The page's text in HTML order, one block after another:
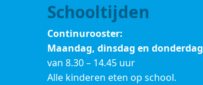
Schooltijden
Continurooster:
Maandag, dinsdag en donderdag
van 8.30 – 14.45 uur
Alle kinderen eten op school.